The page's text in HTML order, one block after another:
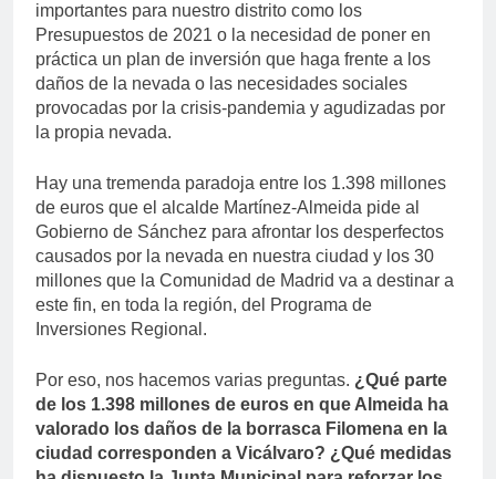
importantes para nuestro distrito como los
Presupuestos de 2021 o la necesidad de poner en
práctica un plan de inversión que haga frente a los
daños de la nevada o las necesidades sociales
provocadas por la crisis-pandemia y agudizadas por
la propia nevada.
Hay una tremenda paradoja entre los 1.398 millones
de euros que el alcalde Martínez-Almeida pide al
Gobierno de Sánchez para afrontar los desperfectos
causados por la nevada en nuestra ciudad y los 30
millones que la Comunidad de Madrid va a destinar a
este fin, en toda la región, del Programa de
Inversiones Regional.
Por eso, nos hacemos varias preguntas. ¿Qué parte
de los 1.398 millones de euros en que Almeida ha
valorado los daños de la borrasca Filomena en la
ciudad corresponden a Vicálvaro? ¿Qué medidas